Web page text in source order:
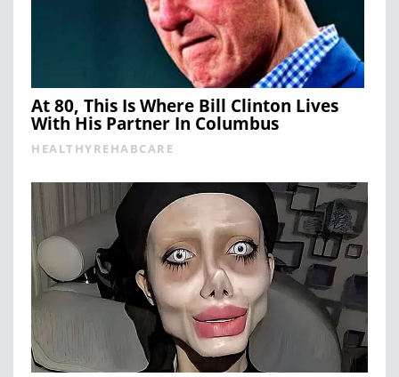
At 80, This Is Where Bill Clinton Lives
With His Partner In Columbus
HEALTHYREHABCARE